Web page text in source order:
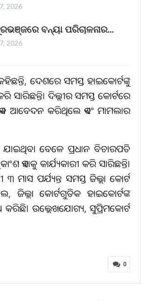
2026
ବନ୍ୟା ପରିଚାଳନାର…
2026
ଦେଶରେ ସମସ୍ତ ହାଇକୋର୍ଟଙ୍କୁ
ସାରିଛନ୍ତି। ଦିଲ୍ଲୀର ସମସ୍ତ କୋର୍ଟରେ
ଆବେଦନ କରିଥିଲେ ଏବଂ ମାମଲାର
ବେଳେ ପ୍ରଧାନ ବିଚାରପତି
କାର୍ଯ୍ୟକାରୀ କରି ସାରିଛନ୍ତି।
ପର୍ଯ୍ୟନ୍ତ ସମସ୍ତ ଜିଲ୍ଲା କୋର୍ଟ
ଜିଲ୍ଲା କୋର୍ଟଗୁଡିକ ହାଇକୋର୍ଟଙ୍କ
କରିଛି। ଉଲ୍ଲେଖଯୋଗ୍ୟ, ସୁପ୍ରିମକୋର୍ଟ
0